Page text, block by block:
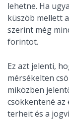
lehetne. Ha
küszöb mellett
szerint még
forintot.
Ez azt jelenti,
mérsékelten
miközben
csökkentené az
terheit és a